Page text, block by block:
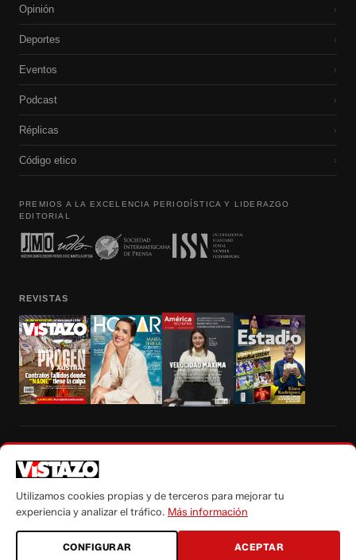
Opinión ›
Deportes ›
Eventos ›
Podcast ›
Réplicas ›
Código etico ›
PREMIOS A LA EXCELENCIA PERIODÍSTICA Y LIDERAZGO
EDITORIAL
REVISTAS
autorización escrita de su titular, de todos los contenidos de Vistazo.com.
Utilizamos cookies propias y de terceros para mejorar tu
experiencia y analizar el tráfico. Más información
CONFIGURAR ACEPTAR